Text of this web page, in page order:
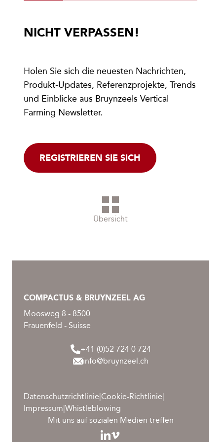
NICHT VERPASSEN!
Holen Sie sich die neuesten Nachrichten,
Produkt-Updates, Referenzprojekte, Trends
und Einblicke aus Bruynzeels Vertical
Farming Newsletter.
REGISTRIEREN SIE SICH
Übersicht
COMPACTUS & BRUYNZEEL AG
Moosweg 8 - 8500
Frauenfeld - Suisse
+41 (0)52 724 0 724
info@bruynzeel.ch
Datenschutzrichtlinie|Cookie-Richtlinie|
Impressum|Whistleblowing
Mit uns auf sozialen Medien treffen